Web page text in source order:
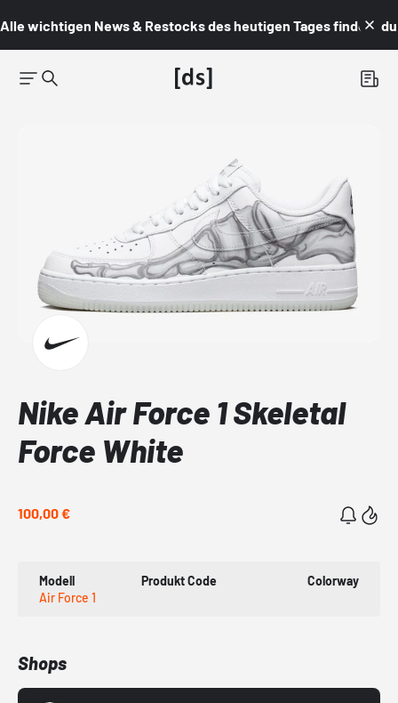
Alle wichtigen News & Restocks des heutigen Tages findest du
Nike Air Force 1 Skeletal
Force White
100,00 €
Modell
Air Force 1
Produkt Code Colorway
Shops